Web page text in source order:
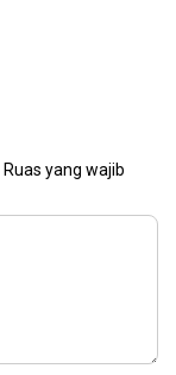
Ruas yang wajib